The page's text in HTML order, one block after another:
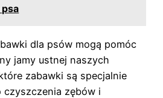
dla psów mogą pomóc
jamy ustnej naszych
zabawki są specjalnie
czyszczenia zębów i